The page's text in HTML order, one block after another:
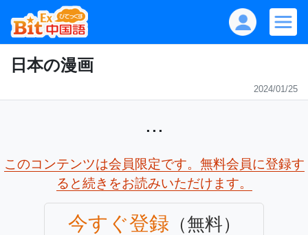
日本の漫画
2024/01/25
...
このコンテンツは会員限定です。無料会員に登録す
ると続きをお読みいただけます。
今すぐ登録 （無料）